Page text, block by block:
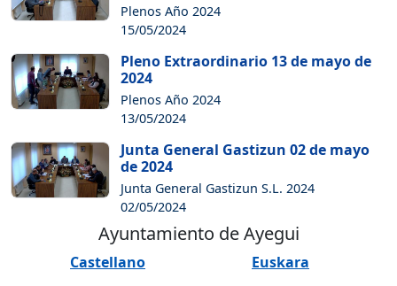
Plenos Año 2024
15/05/2024
Pleno Extraordinario 13 de mayo de
2024
Plenos Año 2024
13/05/2024
Junta General Gastizun 02 de mayo
de 2024
Junta General Gastizun S.L. 2024
02/05/2024
Ayuntamiento de Ayegui
Castellano Euskara